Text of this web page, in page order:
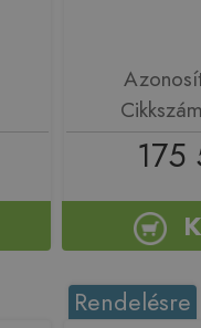
175
Rendelésre